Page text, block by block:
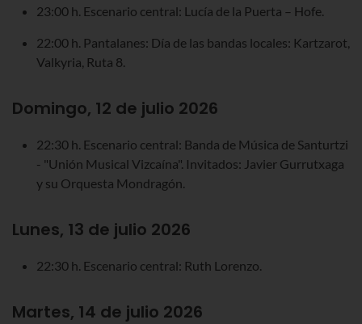
23:00 h. Escenario central: Lucía de la Puerta – Hofe.
22:00 h. Pantalanes: Día de las bandas locales: Kartzarot,
Valkyria, Ruta 8.
Domingo, 12 de julio 2026
22:30 h. Escenario central: Banda de Música de Santurtzi
- "Unión Musical Vizcaína". Invitados: Javier Gurrutxaga
y su Orquesta Mondragón.
Lunes, 13 de julio 2026
22:30 h. Escenario central: Ruth Lorenzo.
Martes, 14 de julio 2026